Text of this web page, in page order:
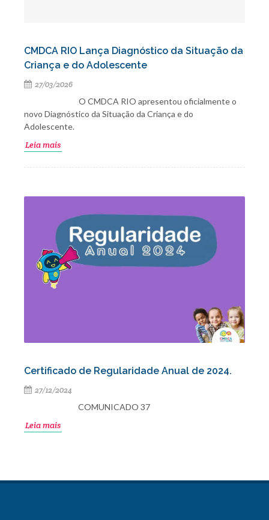
CMDCA RIO Lança Diagnóstico da Situação da
Criança e do Adolescente
27/03/2026
O CMDCA RIO apresentou oficialmente o
novo Diagnóstico da Situação da Criança e do
Adolescente.
Leia mais
Certificado de Regularidade Anual de 2024.
27/12/2024
COMUNICADO 37
Leia mais